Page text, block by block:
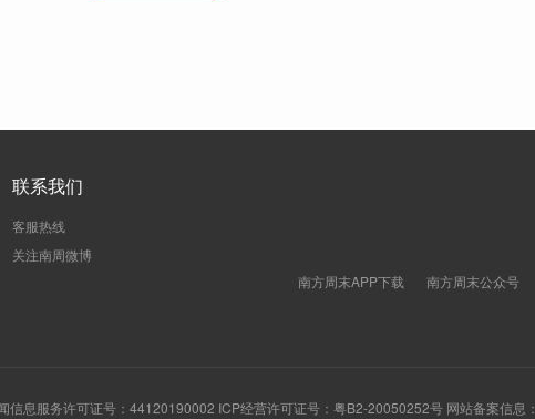
联系我们
客服热线
关注南周微博
南方周末APP下载
南方周末公众号
信息服务许可证号：44120190002 ICP经营许可证号：粤B2-20050252号 网站备案信息：